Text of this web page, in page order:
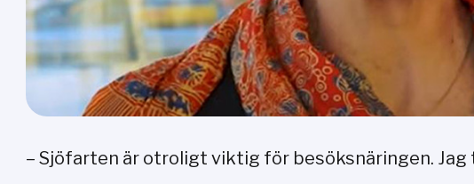
– Sjöfarten är otroligt viktig för besöksnäringen. Jag